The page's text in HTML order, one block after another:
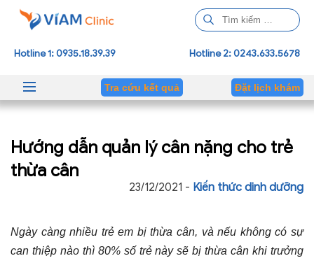
ì
m
h
Hotline 1: 0935.18.39.39 Hotline 2: 0243.633.5678
Tra cứu kết quả Đặt lịch khám
Hướng dẫn quản lý cân nặng cho trẻ
thừa cân
23/12/2021 - Kiến thức dinh dưỡng
Ngày càng nhiều trẻ em bị thừa cân, và nếu không có sự
can thiệp nào thì 80% số trẻ này sẽ bị thừa cân khi trưởng